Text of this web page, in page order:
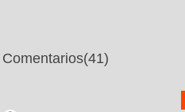
Comentarios(41)